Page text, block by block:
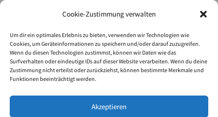
Cookie-Zustimmung verwalten
Um dir ein optimales Erlebnis zu bieten, verwenden wir Technologien wie
Cookies, um Geräteinformationen zu speichern und/oder darauf zuzugreifen.
Wenn du diesen Technologien zustimmst, können wir Daten wie das
Surfverhalten oder eindeutige IDs auf dieser Website verarbeiten. Wenn du deine
Zustimmung nicht erteilst oder zurückziehst, können bestimmte Merkmale und
Funktionen beeinträchtigt werden.
Akzeptieren
PARTNER
Service